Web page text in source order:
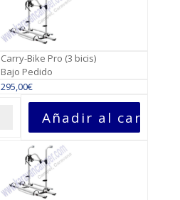
Carry-Bike Pro (3 bicis)
Bajo Pedido
295,00€
Añadir al carrito